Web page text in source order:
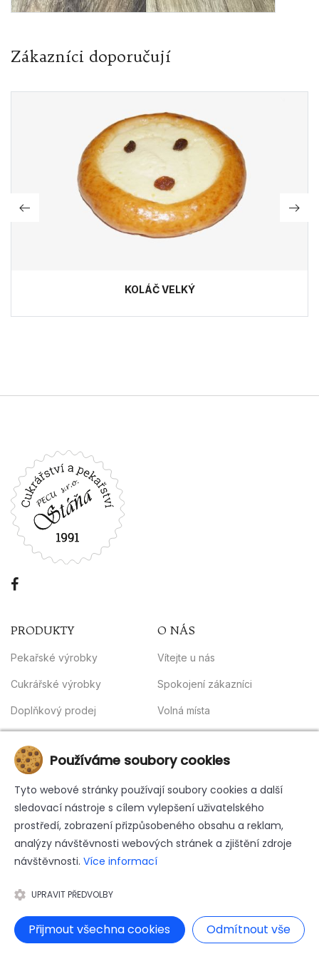
Zákazníci doporučují
KOLÁČ VELKÝ
PRODUKTY
Pekařské výrobky
Cukrářské výrobky
Doplňkový prodej
O NÁS
Vítejte u nás
Spokojení zákazníci
Volná místa
INFORMACE
Kontakt
Whistleblowing
Zásady ochrany osobních údajů
Reklamační řád
© 2026PECU Stáňa s.r.o.Vytvořeno od1hostingova.cz
Používáme soubory cookies
Tyto webové stránky používají soubory cookies a další
sledovací nástroje s cílem vylepšení uživatelského
prostředí, zobrazení přizpůsobeného obsahu a reklam,
analýzy návštěvnosti webových stránek a zjištění zdroje
návštěvnosti. Více informací
UPRAVIT PŘEDVOLBY
Přijmout všechna cookies Odmítnout vše